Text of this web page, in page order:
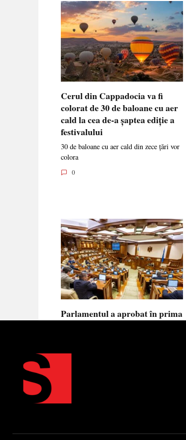
Cerul din Cappadocia va fi
colorat de 30 de baloane cu aer
cald la cea de-a șaptea ediție a
festivalului
30 de baloane cu aer cald din zece țări vor
colora
0
Parlamentul a aprobat în prima